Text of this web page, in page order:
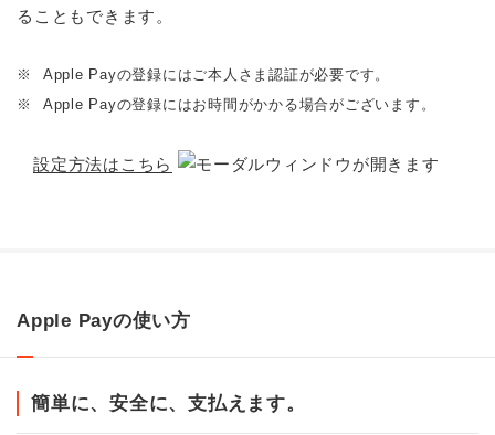
ることもできます。
※
Apple Payの登録にはご本人さま認証が必要です。
※
Apple Payの登録にはお時間がかかる場合がございます。
設定方法はこちら
Apple Payの使い方
簡単に、安全に、支払えます。